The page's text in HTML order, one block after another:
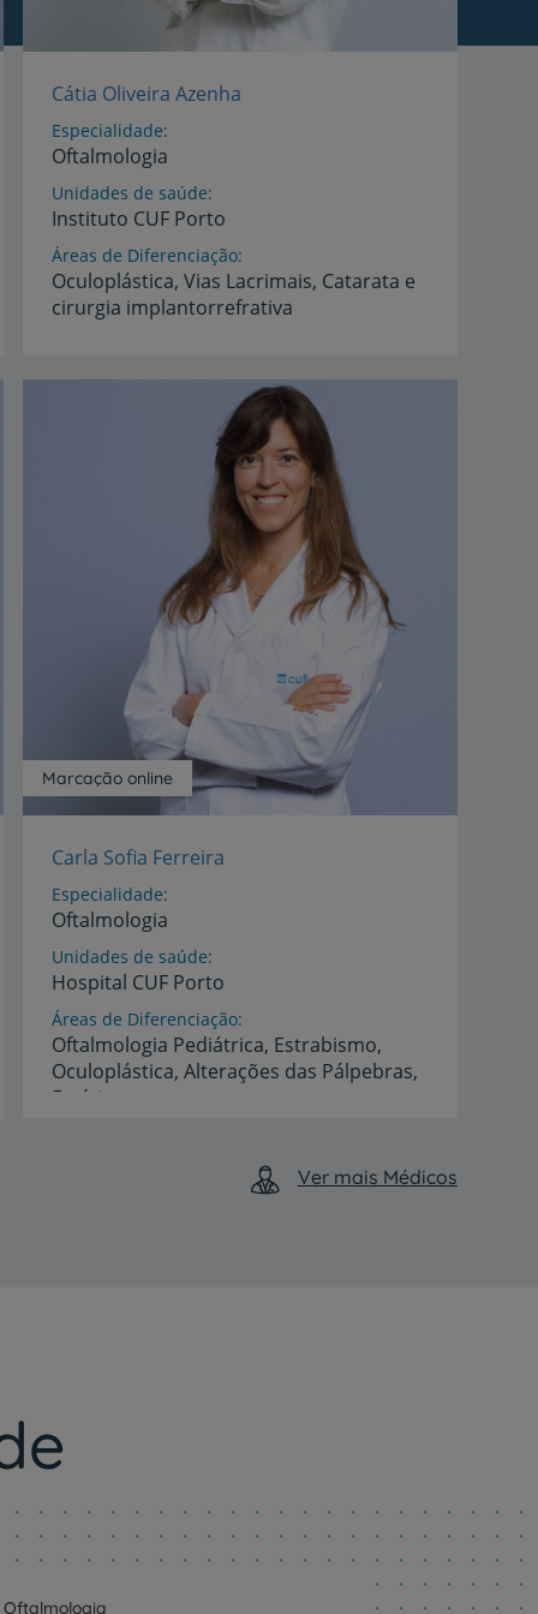
Cátia Oliveira Azenha
Especialidade
Oftalmologia
Unidades de saúde
Instituto CUF Porto
Áreas de Diferenciação
Oculoplástica, Vias Lacrimais, Catarata e
cirurgia implantorrefrativa
Marcação online
Carla Sofia Ferreira
Especialidade
Oftalmologia
Unidades de saúde
Hospital CUF Porto
Áreas de Diferenciação
Oftalmologia Pediátrica, Estrabismo,
Oculoplástica, Alterações das Pálpebras,
Estética
Português Ver mais Médicos
Oftalmologia